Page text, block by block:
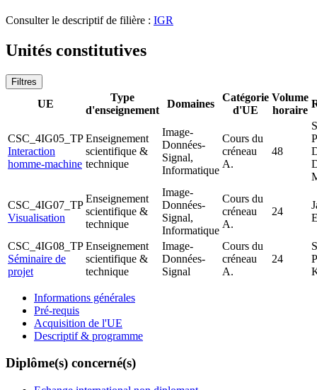
Consulter le descriptif de filière : IGR
Unités constitutives
Filtres
UE
Type
d'enseignement
Domaines
Catégorie
d'UE
Volume
horaire
CSC_4IG05_TP
Interaction
homme-machine
Enseignement
scientifique &
technique
Image-
Données-
Signal,
Informatique
Cours du
créneau
A.
48
CSC_4IG07_TP
Visualisation
Enseignement
scientifique &
technique
Image-
Données-
Signal,
Informatique
Cours du
créneau
A.
24
CSC_4IG08_TP
Séminaire de
projet
Enseignement
scientifique &
technique
Image-
Données-
Signal
Cours du
créneau
A.
24
Informations générales
Pré-requis
Acquisition de l'UE
Descriptif & programme
Diplôme(s) concerné(s)